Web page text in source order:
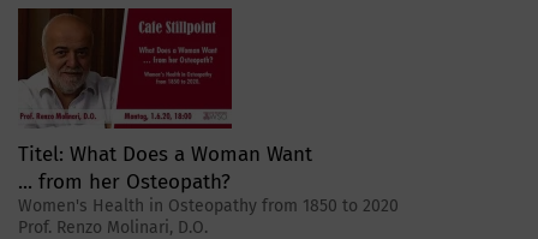
Titel: What Does a Woman Want
... from her Osteopath?
Women's Health in Osteopathy from 1850 to 2020
Prof. Renzo Molinari, D.O.